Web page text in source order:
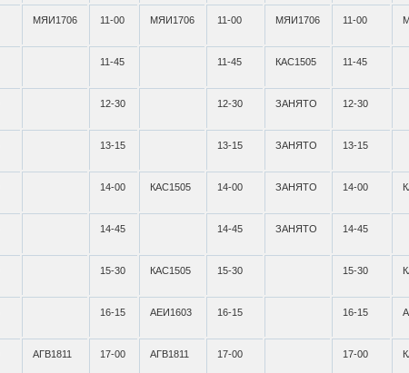
МЯИ1706 11-00 МЯИ1706 11-00 МЯИ1706 11-00
11-45 11-45 КАС1505 11-45
12-30 12-30 ЗАНЯТО 12-30
13-15 13-15 ЗАНЯТО 13-15
14-00 КАС1505 14-00 ЗАНЯТО 14-00
14-45 14-45 ЗАНЯТО 14-45
15-30 КАС1505 15-30 15-30
16-15 АЕИ1603 16-15 16-15
АГВ1811 17-00 АГВ1811 17-00 17-00